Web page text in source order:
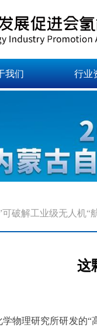
我们 行业
可破解工业级无人机“
这
物理研究所研发的